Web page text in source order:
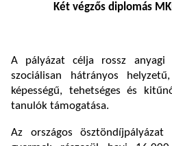
Két végzős diplomás
A pályázat célja rossz anyagi
szociálisan hátrányos
képességű, tehetséges és
tanulók támogatása.
Az országos ösztöndíjpályázat